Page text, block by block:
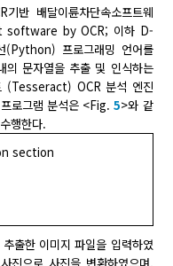
반 배달이륜차단속소프트웨
software by OCR; 이하 D-
(Python) 프로그래밍 언어를
의 문자열을 추출 및 인식하는
(Tesseract) OCR 분석 엔진
로그램 분석은 <Fig.5>와 같
행한다.
section
출한 이미지 파일을 입력하였